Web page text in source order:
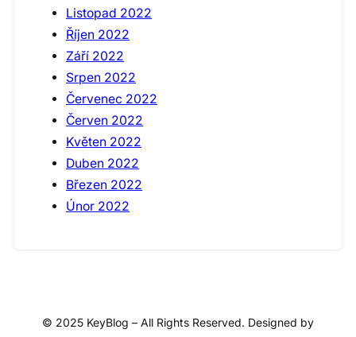
Listopad 2022
Říjen 2022
Září 2022
Srpen 2022
Červenec 2022
Červen 2022
Květen 2022
Duben 2022
Březen 2022
Únor 2022
© 2025 KeyBlog – All Rights Reserved. Designed by